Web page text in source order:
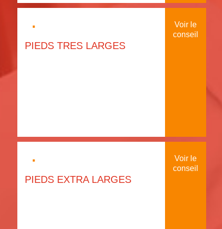
·
PIEDS TRES LARGES
Voir le
conseil
·
PIEDS EXTRA LARGES
Voir le
conseil